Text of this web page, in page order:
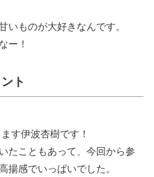
ものが大好きなんです。
ー！
ト
す伊波杏樹です！
たこともあって、今回から参
感でいっぱいでした。